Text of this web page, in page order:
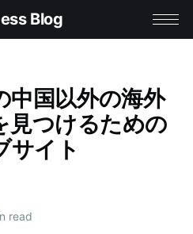
Blog
国以外の海外
見つけるための
サイト
read